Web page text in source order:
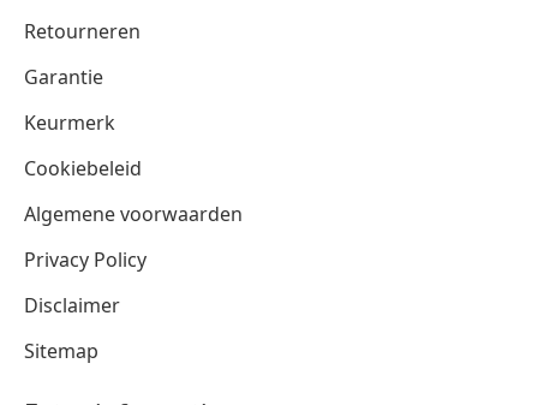
Retourneren
Garantie
Keurmerk
Cookiebeleid
Algemene voorwaarden
Privacy Policy
Disclaimer
Sitemap